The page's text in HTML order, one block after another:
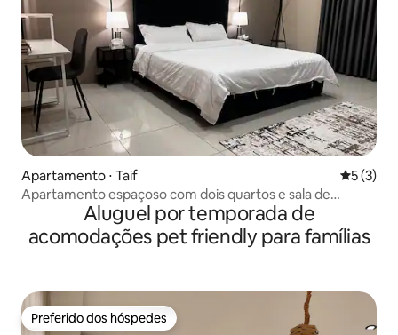
Apartamento ⋅ Taif 5 de
5 (3)
Apartamento espaçoso com dois quartos e sala de
estar/entrada independente
Aluguel por temporada de
acomodações pet friendly para famílias
Preferido dos hóspedes
Preferido dos hóspedes